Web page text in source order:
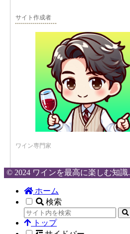
サイト作成者
ワイン専門家
© 2024 ワインを最高に楽しむ知識.
ホーム
検索
トップ